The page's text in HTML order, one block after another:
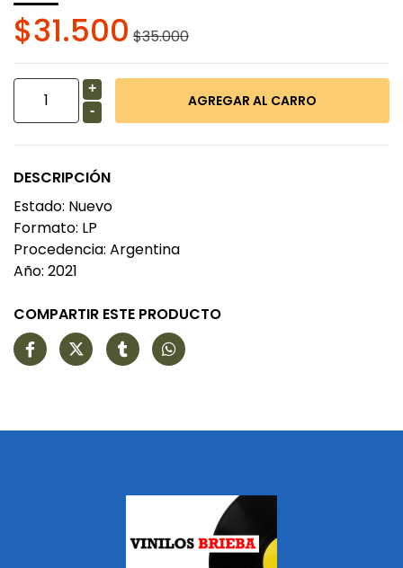
$31.500 $35.000
+
-
DESCRIPCIÓN
Estado: Nuevo
Formato: LP
Procedencia: Argentina
Año: 2021
COMPARTIR ESTE PRODUCTO